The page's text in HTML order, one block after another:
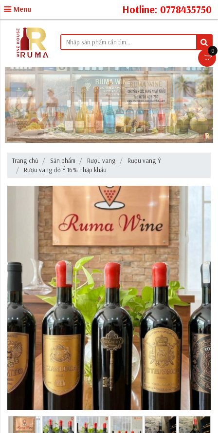
Menu Hotline: 0778435750
Trang chủ Sản phẩm Rượu vang
Rượu vang Ý
Rượu vang đỏ Ý 16% nhập khẩu
0